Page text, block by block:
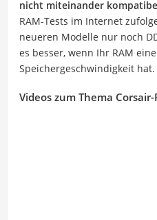
nicht miteinander
RAM-Tests im Internet
neueren Modelle nur noch
es besser, wenn Ihr RAM
Speichergeschwindigkeit
Videos zum Thema Corsair-